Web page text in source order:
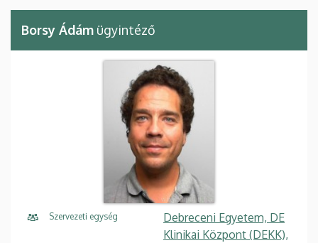
Borsy Ádám ügyintéző
Szervezeti egység
Debreceni Egyetem, DE
Klinikai Központ (DEKK),